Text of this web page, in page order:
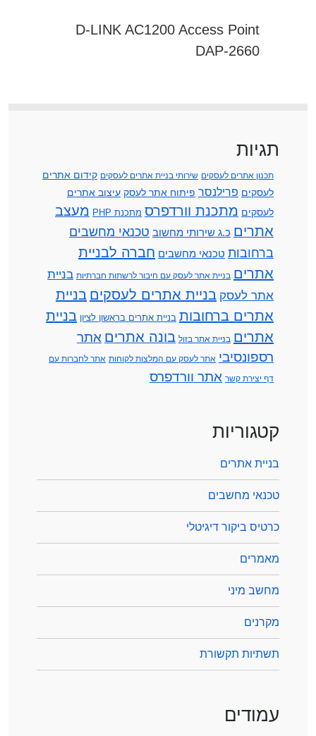
D-LINK AC1200 Access Point
DAP-2660
תגיות
תכנון אתרים לעסקים שירותי בניית אתרים לעסקים קידום אתרים
לעסקים פרילנסר פיתוח אתר לעסק עיצוב אתרים
לעסקים מתכנת וורדפרס מתכנת PHP
מעצב
אתרים כ.ג שירותי מחשוב טכנאי מחשבים
ברחובות טכנאי מחשבים חברה לבניית
אתרים בניית אתר לעסק עם חיבור לרשתות חברתיות בניית
אתר לעסק בניית אתרים לעסקים בניית
אתרים ברחובות בניית אתרים בראשון לציון בניית
אתרים בניית אתר בזול בונה אתרים אתר
רספונסיבי אתר לעסק עם המלצות לקוחות אתר לחברות עם
דף יצירת קשר אתר וורדפרס
קטגוריות
בניית אתרים
טכנאי מחשבים
כרטיס ביקור דיגיטלי
מאמרים
מחשב מיני
מקרנים
תשתיות תקשורת
עמודים